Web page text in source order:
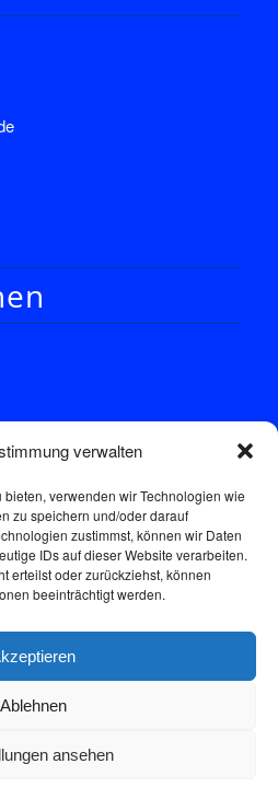
verwalten
verwenden wir Technologien wie
zu speichern und/oder darauf
zustimmst, können wir Daten
IDs auf dieser Website verarbeiten.
erteilst oder zurückziehst, können
beeinträchtigt werden.
Ablehnen
ansehen